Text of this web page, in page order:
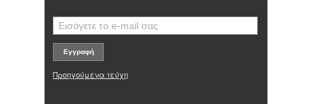
Προηγούμενα τεύχη